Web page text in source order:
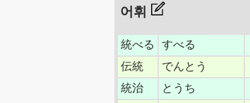
어휘
統べる すべる
伝統
でんとう
統治
とうち